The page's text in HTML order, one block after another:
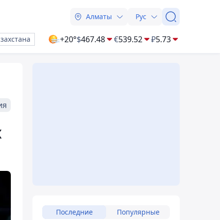
Алматы Рус
+20°$467.48 €539.52 ₽5.73
Последние Популярные